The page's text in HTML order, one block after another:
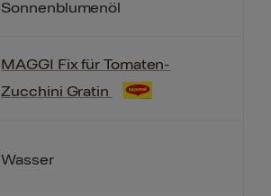
Sonnenblumenöl
MAGGI Fix für Tomaten-
Zucchini Gratin
Wasser